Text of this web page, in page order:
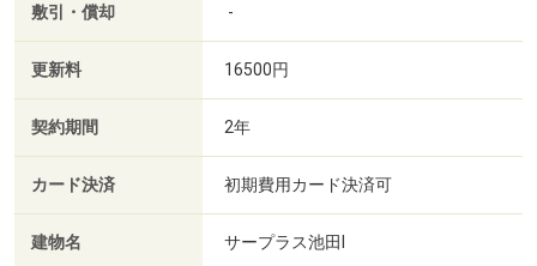
敷引・償却 -
更新料 16500円
契約期間 2年
カード決済 初期費用カード決済可
建物名 サープラス池田Ⅰ